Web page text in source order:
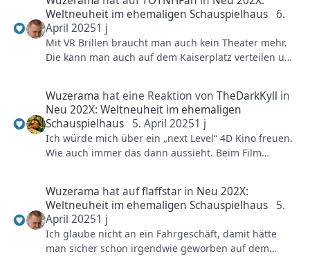
Weltneuheit im ehemaligen Schauspielhaus
6.
April 20251 j
Mit VR Brillen braucht man auch kein Theater mehr.
Die kann man auch auf dem Kaiserplatz verteilen und
Wuzerama hat eine Reaktion vonTheDarkKyll in
Neu 202X: Weltneuheit im ehemaligen
Schauspielhaus
5. April 20251 j
Ich würde mich über ein „next Level“ 4D Kino freuen.
Wie auch immer das dann aussieht. Beim Film
stoßen.
Wuzerama hat aufflaffstar in Neu 202X:
Weltneuheit im ehemaligen Schauspielhaus
5.
April 20251 j
Ich glaube nicht an ein Fahrgeschäft, damit hätte
man sicher schon irgendwie geworben auf dem